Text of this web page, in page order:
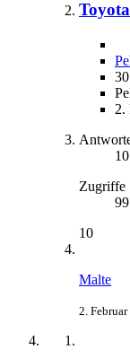
2.
10
Zugriffe
10
Malte
2.